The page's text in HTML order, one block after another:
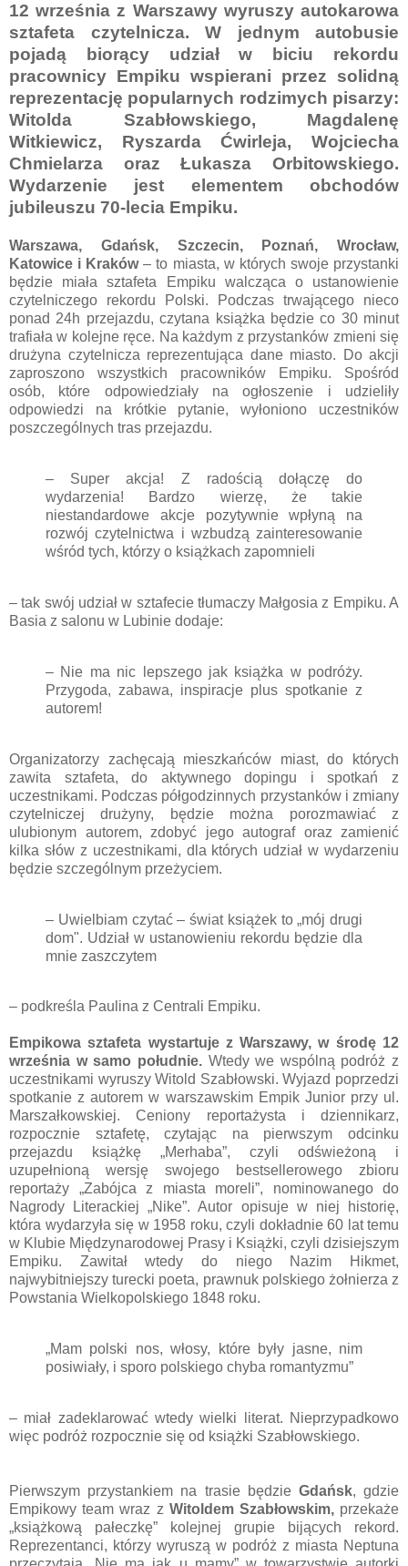
12 września z Warszawy wyruszy autokarowa
sztafeta czytelnicza. W jednym autobusie
pojadą biorący udział w biciu rekordu
pracownicy Empiku wspierani przez solidną
reprezentację popularnych rodzimych pisarzy:
Witolda Szabłowskiego, Magdalenę
Witkiewicz, Ryszarda Ćwirleja, Wojciecha
Chmielarza oraz Łukasza Orbitowskiego.
Wydarzenie jest elementem obchodów
jubileuszu 70-lecia Empiku.
Warszawa, Gdańsk, Szczecin, Poznań, Wrocław,
Katowice i Kraków– to miasta, w których swoje przystanki
będzie miała sztafeta Empiku walcząca o ustanowienie
czytelniczego rekordu Polski. Podczas trwającego nieco
ponad 24h przejazdu, czytana książka będzie co 30 minut
trafiała w kolejne ręce. Na każdym z przystanków zmieni się
drużyna czytelnicza reprezentująca dane miasto. Do akcji
zaproszono wszystkich pracowników Empiku. Spośród
osób, które odpowiedziały na ogłoszenie i udzieliły
odpowiedzi na krótkie pytanie, wyłoniono uczestników
poszczególnych tras przejazdu.
– Super akcja! Z radością dołączę do
wydarzenia! Bardzo wierzę, że takie
niestandardowe akcje pozytywnie wpłyną na
rozwój czytelnictwa i wzbudzą zainteresowanie
wśród tych, którzy o książkach zapomnieli
– tak swój udział w sztafecie tłumaczy Małgosia z Empiku. A
Basia z salonu w Lubinie dodaje:
– Nie ma nic lepszego jak książka w podróży.
Przygoda, zabawa, inspiracje plus spotkanie z
autorem!
Organizatorzy zachęcają mieszkańców miast, do których
zawita sztafeta, do aktywnego dopingu i spotkań z
uczestnikami. Podczas półgodzinnych przystanków i zmiany
czytelniczej drużyny, będzie można porozmawiać z
ulubionym autorem, zdobyć jego autograf oraz zamienić
kilka słów z uczestnikami, dla których udział w wydarzeniu
będzie szczególnym przeżyciem.
– Uwielbiam czytać – świat książek to „mój drugi
dom". Udział w ustanowieniu rekordu będzie dla
mnie zaszczytem
– podkreśla Paulina z Centrali Empiku.
Empikowa sztafeta wystartuje z Warszawy, w środę 12
września w samo południe.Wtedy we wspólną podróż z
uczestnikami wyruszy Witold Szabłowski. Wyjazd poprzedzi
spotkanie z autorem w warszawskim Empik Junior przy ul.
Marszałkowskiej. Ceniony reportażysta i dziennikarz,
rozpocznie sztafetę, czytając na pierwszym odcinku
przejazdu książkę „Merhaba”, czyli odświeżoną i
uzupełnioną wersję swojego bestsellerowego zbioru
reportaży „Zabójca z miasta moreli”, nominowanego do
Nagrody Literackiej „Nike”. Autor opisuje w niej historię,
która wydarzyła się w 1958 roku, czyli dokładnie 60 lat temu
w Klubie Międzynarodowej Prasy i Książki, czyli dzisiejszym
Empiku. Zawitał wtedy do niego Nazim Hikmet,
najwybitniejszy turecki poeta, prawnuk polskiego żołnierza z
Powstania Wielkopolskiego 1848 roku.
„Mam polski nos, włosy, które były jasne, nim
posiwiały, i sporo polskiego chyba romantyzmu”
– miał zadeklarować wtedy wielki literat. Nieprzypadkowo
więc podróż rozpocznie się od książki Szabłowskiego.
Pierwszym przystankiem na trasie będzie Gdańsk, gdzie
Empikowy team wraz z Witoldem Szabłowskim,przekaże
„książkową pałeczkę” kolejnej grupie bijących rekord.
Reprezentanci, którzy wyruszą w podróż z miasta Neptuna